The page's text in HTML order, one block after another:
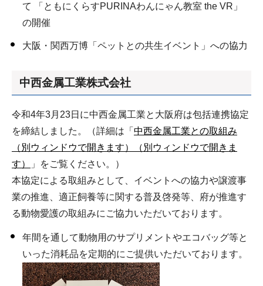
て 「ともにくらすPURINAわんにゃん教室 the VR」
の開催
大阪・関西万博「ペットとの共生イベント」への協力
中西金属工業株式会社
令和4年3月23日に中西金属工業と大阪府は包括連携協定
を締結しました。（詳細は「 中西金属工業との取組み
（別ウィンドウで開きます）（別ウィンドウで開きま
す）
」をご覧ください。）
本協定による取組みとして、イベントへの協力や譲渡事
業の推進、適正飼養等に関する普及啓発等、府が推進す
る動物愛護の取組みにご協力いただいております。
年間を通して動物用のサプリメントやエコバッグ等と
いった消耗品を定期的にご提供いただいております。